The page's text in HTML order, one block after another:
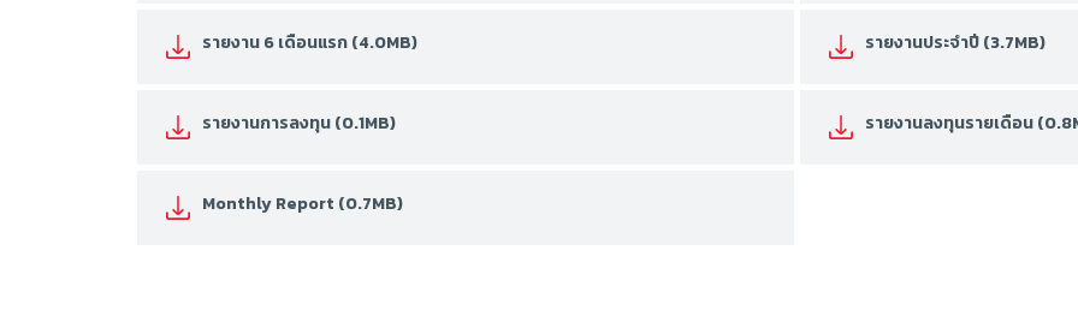
รายงาน 6 เดือนแรก (4.0MB) รายงานประจำปี (3.7MB)
รายงานการลงทุน (0.1MB) รายงานลงทุนรายเดือน
Monthly Report (0.7MB)